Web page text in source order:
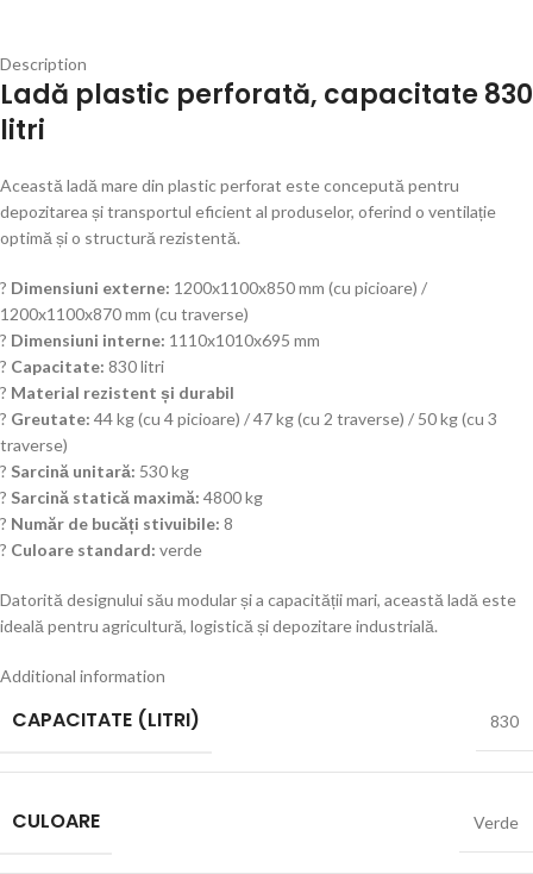
Description
Ladă plastic perforată, capacitate 830
litri
Această ladă mare din plastic perforat este concepută pentru
depozitarea și transportul eficient al produselor, oferind o ventilație
optimă și o structură rezistentă.
? Dimensiuni externe: 1200x1100x850 mm (cu picioare) /
1200x1100x870 mm (cu traverse)
? Dimensiuni interne: 1110x1010x695 mm
? Capacitate: 830 litri
? Material rezistent și durabil
? Greutate: 44 kg (cu 4 picioare) / 47 kg (cu 2 traverse) / 50 kg (cu 3
traverse)
? Sarcină unitară: 530 kg
? Sarcină statică maximă: 4800 kg
? Număr de bucăți stivuibile: 8
? Culoare standard: verde
Datorită designului său modular și a capacității mari, această ladă este
ideală pentru agricultură, logistică și depozitare industrială.
Additional information
CAPACITATE (LITRI) 830
CULOARE Verde